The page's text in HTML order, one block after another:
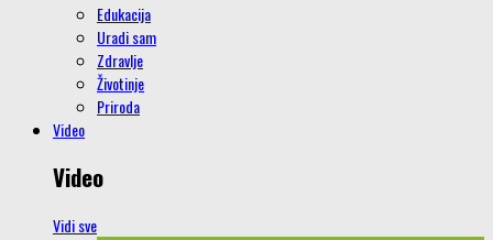
Edukacija
Uradi sam
Zdravlje
Životinje
Priroda
Video
Video
Vidi sve